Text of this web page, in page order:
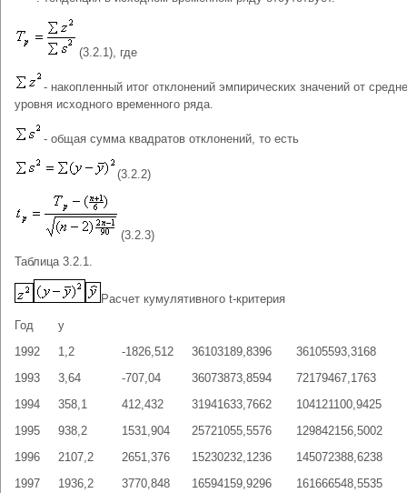
(3.2.1), где
- накопленный итог отклонений эмпирических значений от
уровня исходного временного ряда.
- общая сумма квадратов отклонений, то есть
(3.2.2)
(3.2.3)
Таблица 3.2.1.
Расчет кумулятивного t-критерия
Год
y
1992
1,2 -1826,512 36103189,8396
36105593,3168
1993
3,64 -707,04 36073873,8594
72179467,1763
1994
358,1 412,432 31941633,7662
104121100,9425
1995
938,2 1531,904 25721055,5576
129842156,5002
1996
2107,2 2651,376 15230232,1236
145072388,6238
1997
1936,2 3770,848 16594159,9296
161666548,5535